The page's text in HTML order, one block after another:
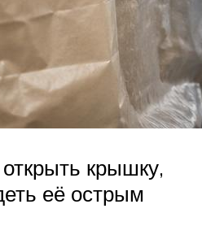
крышку,
её острым